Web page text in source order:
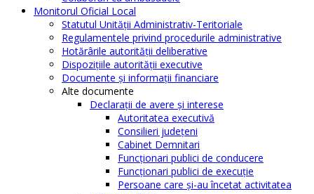
Monitorul Oficial Local
Statutul Unităţii Administrativ-Teritoriale
Regulamentele privind procedurile administrative
Hotărârile autorităţii deliberative
Dispoziţiile autorităţii executive
Documente şi informaţii financiare
Alte documente
Declaraţii de avere şi interese
Autoritatea executivă
Consilieri judeţeni
Cabinet Demnitari
Funcţionari publici de conducere
Funcționari publici de execuție
Persoane care şi-au încetat activitatea